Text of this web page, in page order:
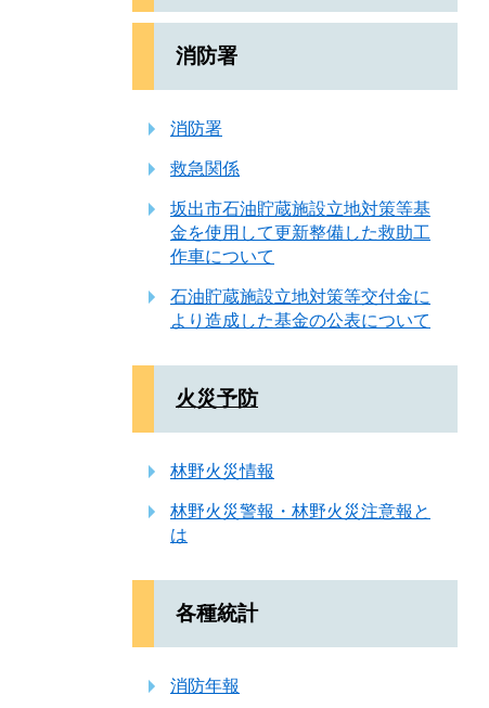
消防署
消防署
救急関係
坂出市石油貯蔵施設立地対策等基
金を使用して更新整備した救助工
作車について
石油貯蔵施設立地対策等交付金に
より造成した基金の公表について
火災予防
林野火災情報
林野火災警報・林野火災注意報と
は
各種統計
消防年報